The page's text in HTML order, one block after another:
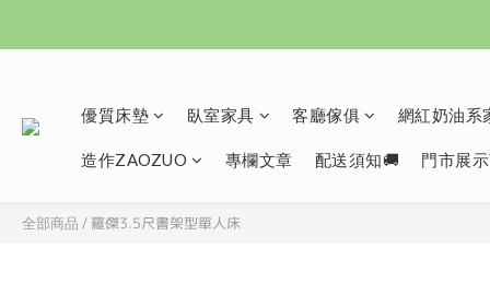
優質床墊 臥室家具 客廳傢俱 網紅奶油
造作ZAOZUO 專欄文章 配送須知🚚 門市展
全部商品 / 羅傑3.5尺書架型單人床